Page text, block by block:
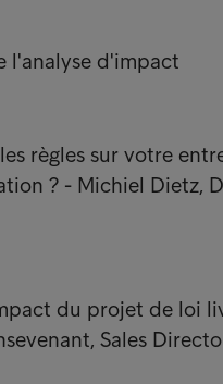
l'analyse d'impact
règles sur votre
? - Michiel Dietz,
du projet de loi
Sales